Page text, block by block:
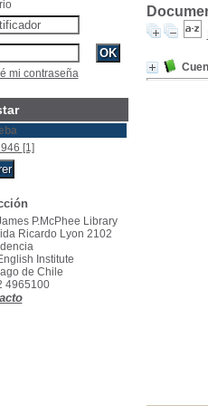
mi contraseña
[1]
P.McPhee Library
Ricardo Lyon 2102
Institute
de Chile
4965100